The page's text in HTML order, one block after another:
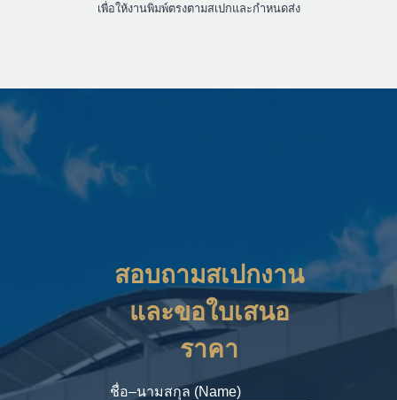
เพื่อให้งานพิมพ์ตรงตามสเปกและกำหนดส่ง
สอบถามสเปกงาน
และขอใบเสนอ
ราคา
ชื่อ–นามสกุล (Name)